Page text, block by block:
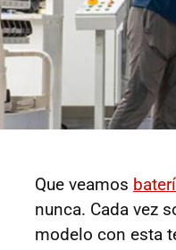
Que veamos
nunca. Cada vez
modelo con esta